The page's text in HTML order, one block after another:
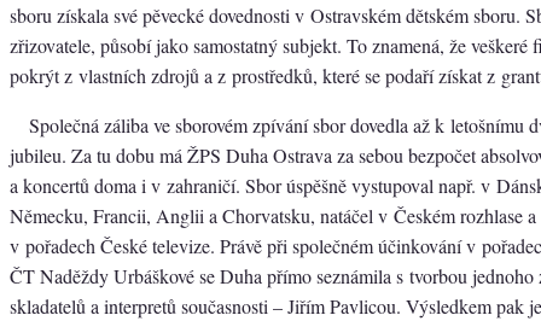
sboru získala své pěvecké dovednosti v Ostravském dětském sboru.
zřizovatele, působí jako samostatný subjekt. To znamená, že veškeré
pokrýt z vlastních zdrojů a z prostředků, které se podaří získat z
Společná záliba ve sborovém zpívání sbor dovedla až k letošnímu
jubileu. Za tu dobu má ŽPS Duha Ostrava za sebou bezpočet
a koncertů doma i v zahraničí. Sbor úspěšně vystupoval např. v
Německu, Francii, Anglii a Chorvatsku, natáčel v Českém rozhlase
v pořadech České televize. Právě při společném účinkování v
ČT Naděždy Urbáškové se Duha přímo seznámila s tvorbou jednoho
skladatelů a interpretů současnosti – Jiřím Pavlicou. Výsledkem pak